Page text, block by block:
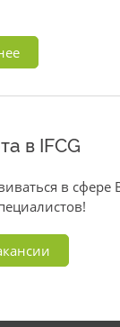
в IFCG
в